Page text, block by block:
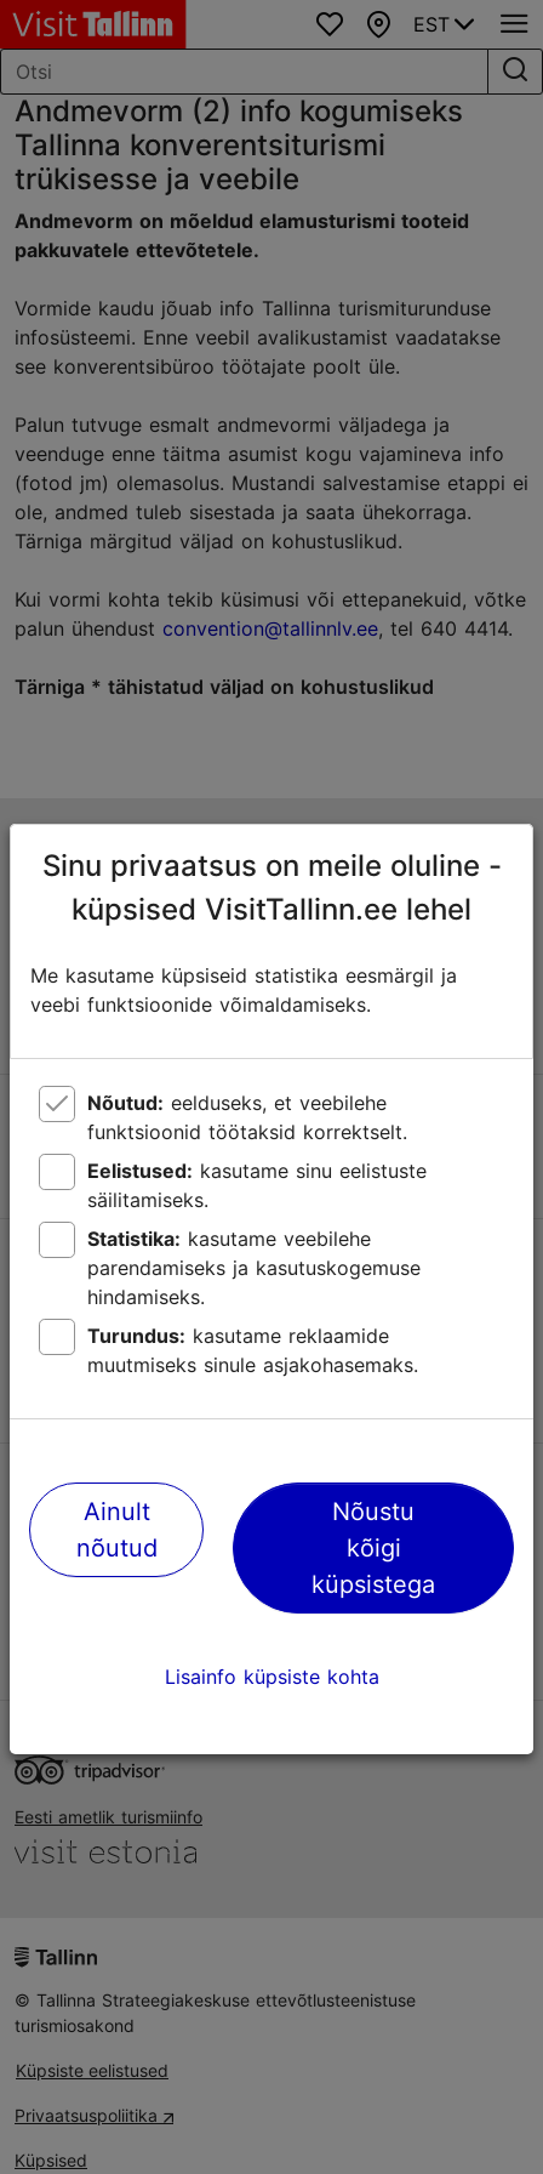
Lemmikud
Kaart
EST
Andmevorm (2) info kogumiseks
Tallinna konverentsiturismi
trükisesse ja veebile
Andmevorm on mõeldud elamusturismi tooteid
pakkuvatele ettevõtetele.
Vormide kaudu jõuab info Tallinna turismiturunduse
infosüsteemi. Enne veebil avalikustamist vaadatakse
see konverentsibüroo töötajate poolt üle.
Palun tutvuge esmalt andmevormi väljadega ja
veenduge enne täitma asumist kogu vajamineva info
(fotod jm) olemasolus. Mustandi salvestamise etappi ei
ole, andmed tuleb sisestada ja saata ühekorraga.
Tärniga märgitud väljad on kohustuslikud.
Kui vormi kohta tekib küsimusi või ettepanekuid, võtke
palun ühendust convention@tallinnlv.ee, tel 640 4414.
Tärniga * tähistatud väljad on kohustuslikud
Niguliste 2, 10146 Tallinn, Eesti
info@visittallinn.ee
Jälgi meid @ VisitTallinn
Uudiskiri
Visit Tallinna uudiskirjadest leiate infot sündmuste, uute
vaatamisväärsuste, atraktsioonide ja turismiteenuste kohta.
Liitu uudiskirjaga
Kasutajatingimused
KKK
Eesti ametlik turismiinfo
© Tallinna Strateegiakeskuse ettevõtlusteenistuse
turismiosakond
Küpsiste eelistused
Privaatsuspoliitika
Küpsised
Sinu privaatsus on meile oluline -
küpsised VisitTallinn.ee lehel
Me kasutame küpsiseid statistika eesmärgil ja
veebi funktsioonide võimaldamiseks.
Nõutud:
funktsioonid töötaksid korrektselt.
Eelistused:
säilitamiseks.
Statistika:
parendamiseks ja kasutuskogemuse
hindamiseks.
Turundus:
muutmiseks sinule asjakohasemaks.
Ainult
nõutud
Nõustu
kõigi
küpsistega
Lisainfo küpsiste kohta